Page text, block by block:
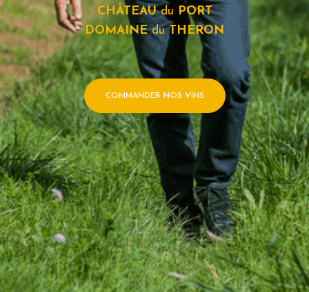
CHÂTEAUdu
PORT
DOMAINEduTHERON
COMMANDER NOS VINS